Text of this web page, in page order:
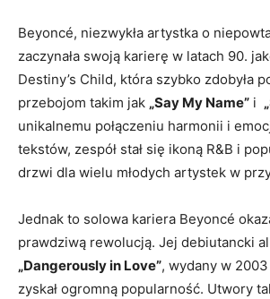
Beyoncé, niezwykła artystka o
‌zaczynała swoją karierę w⁣ latach ⁣90.⁢
Destiny’s Child, która szybko zdobyła
przebojom‍ takim jak „Say My Name” i ⁢
unikalnemu połączeniu harmonii i
tekstów, zespół stał się ikoną R&B i
‍drzwi dla wielu młodych artystek ‍w
Jednak to solowa kariera Beyoncé
prawdziwą rewolucją. Jej debiutancki
„Dangerously in Love”,⁢ wydany w
zyskał ogromną popularność. Utwory